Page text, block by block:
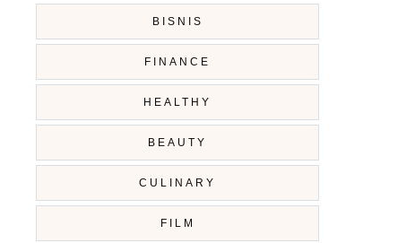
BISNIS
FINANCE
HEALTHY
BEAUTY
CULINARY
FILM